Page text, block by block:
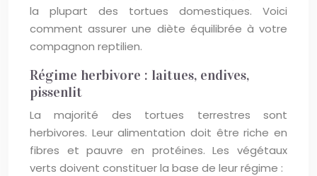
la plupart des tortues domestiques. Voici
comment assurer une diète équilibrée à votre
compagnon reptilien.
Régime herbivore : laitues, endives,
pissenlit
La majorité des tortues terrestres sont
herbivores. Leur alimentation doit être riche en
fibres et pauvre en protéines. Les végétaux
verts doivent constituer la base de leur régime :